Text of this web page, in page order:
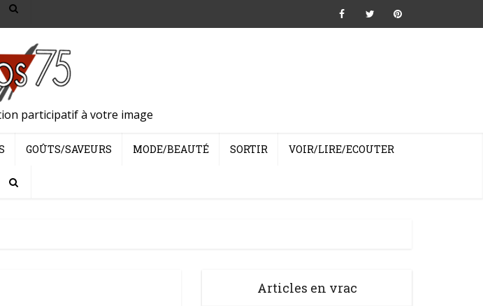
participatif à votre image
GOÛTS/SAVEURS MODE/BEAUTÉ SORTIR VOIR/LIRE/ECOUTER
Articles en vrac